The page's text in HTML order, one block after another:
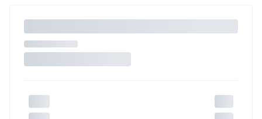
maksymalny limit dla 1 pokoju.